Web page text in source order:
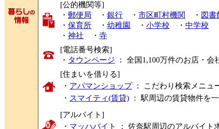
[公的機関等]
・ 郵便局 ・ 銀行 ・ 市区町村機関 ・ 図書
・ 保育所 ・ 幼稚園 ・ 小学校 ・ 中学校
・ 神社 ・ 寺
[電話番号検索]
・ タウンページ ： 全国1,100万件のお店・
[住まいを借りる]
・ アパマンショップ： こだわり検索メニュ
・ スマイティ(賃貸) ： 駅周辺の賃貸物件を
[アルバイト]
・ マッハバイト ： 佐奈駅周辺のアルバイト